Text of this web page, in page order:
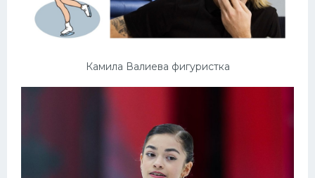
Камила Валиева фигуристка